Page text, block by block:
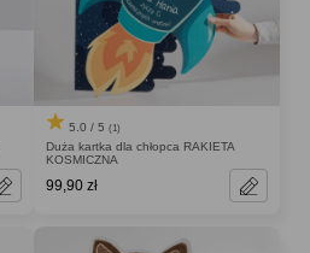
5.0 / 5 (1)
Duża kartka dla chłopca RAKIETA
KOSMICZNA
99,90 zł